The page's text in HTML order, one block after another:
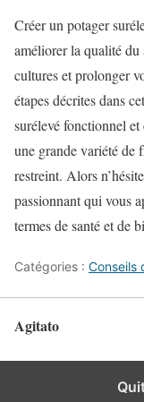
Créer un potager
améliorer la qualité
cultures et prolonger
étapes décrites dans
surélevé fonctionnel
une grande variété de
restreint. Alors
passionnant qui vous
termes de santé et de
Catégories : Conseils
Agitato